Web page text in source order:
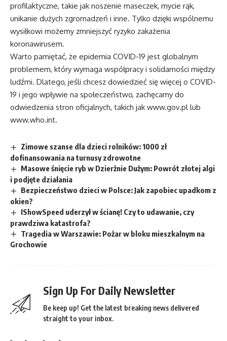
profilaktyczne, takie jak noszenie maseczek, mycie rąk,
unikanie dużych zgromadzeń i inne. Tylko dzięki wspólnemu
wysiłkowi możemy zmniejszyć ryzyko zakażenia
koronawirusem.
Warto pamiętać, że epidemia COVID-19 jest globalnym
problemem, który wymaga współpracy i solidarności między
ludźmi. Dlatego, jeśli chcesz dowiedzieć się więcej o COVID-
19 i jego wpływie na społeczeństwo, zachęcamy do
odwiedzenia stron oficjalnych, takich jak www.gov.pl lub
www.who.int.
Zimowe szanse dla dzieci rolników: 1000 zł
dofinansowania na turnusy zdrowotne
Masowe śnięcie ryb w Dzierżnie Dużym: Powrót złotej algi
i podjęte działania
Bezpieczeństwo dzieci w Polsce: Jak zapobiec upadkom z
okien?
IShowSpeed uderzył w ścianę! Czy to udawanie, czy
prawdziwa katastrofa?
Tragedia w Warszawie: Pożar w bloku mieszkalnym na
Grochowie
Sign Up For Daily Newsletter
Be keep up! Get the latest breaking news delivered
straight to your inbox.